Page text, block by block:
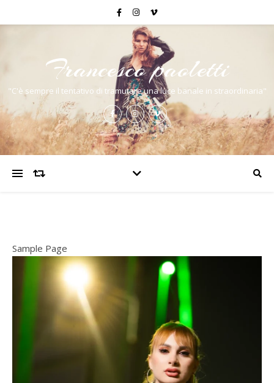
Francesco paoletti
"C'è sempre il tentativo di tramutare una luce banale in straordinaria"
Sample Page